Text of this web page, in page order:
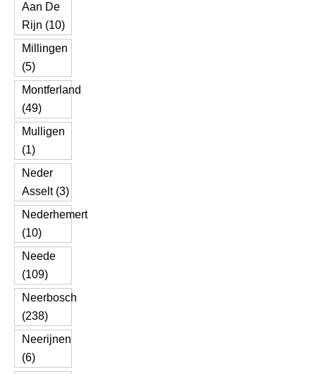
Aan De
Rijn (10)
Millingen
(5)
Montferland
(49)
Mulligen
(1)
Neder
Asselt (3)
Nederhemert
(10)
Neede
(109)
Neerbosch
(238)
Neerijnen
(6)